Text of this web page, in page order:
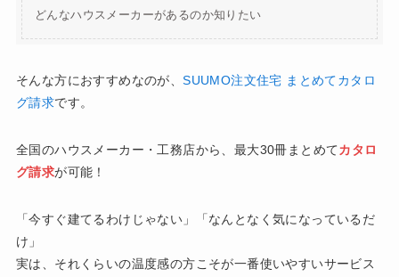
どんなハウスメーカーがあるのか知りたい
そんな方におすすめなのが、SUUMO注文住宅 まとめてカタロ
グ請求です。
全国のハウスメーカー・工務店から、最大30冊まとめてカタロ
グ請求が可能！
「今すぐ建てるわけじゃない」「なんとなく気になっているだ
け」
実は、それくらいの温度感の方こそが一番使いやすいサービス